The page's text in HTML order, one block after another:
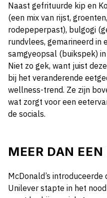
Naast gefrituurde kip en
(een mix van rijst,
rodepeperpast), bulgogi
rundvlees, gemarineerd in
samgyeopsal (buikspek)
Niet zo gek, want juist
bij het veranderende
wellness-trend. Ze zijn
wat zorgt voor een
de socials.
MEER DAN EEN
McDonald’s introduceerde
Unilever stapte in het